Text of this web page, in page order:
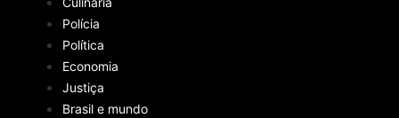
Polícia
Política
Economia
Justiça
Brasil e mundo